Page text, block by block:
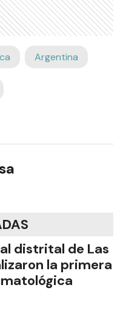
Argentina
distrital de Las
la primera